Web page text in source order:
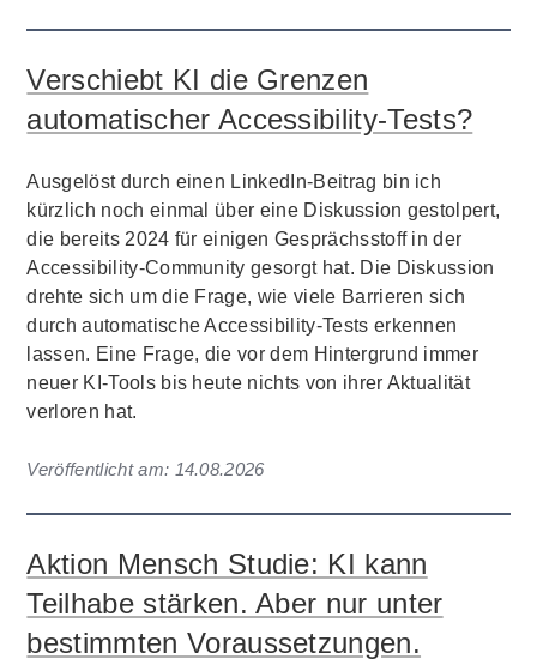
Verschiebt KI die Grenzen
automatischer Accessibility-Tests?
Ausgelöst durch einen LinkedIn-Beitrag bin ich
kürzlich noch einmal über eine Diskussion gestolpert,
die bereits 2024 für einigen Gesprächsstoff in der
Accessibility-Community gesorgt hat. Die Diskussion
drehte sich um die Frage, wie viele Barrieren sich
durch automatische Accessibility-Tests erkennen
lassen. Eine Frage, die vor dem Hintergrund immer
neuer KI-Tools bis heute nichts von ihrer Aktualität
verloren hat.
Veröffentlicht am: 14.08.2026
Aktion Mensch Studie: KI kann
Teilhabe stärken. Aber nur unter
bestimmten Voraussetzungen.